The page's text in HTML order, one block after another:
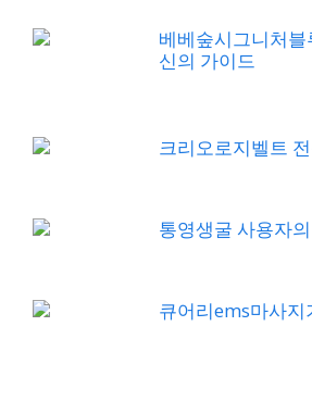
베베숲시그니처
신의 가이드
크리오로지벨트
통영생굴 사용자
큐어리ems마사지